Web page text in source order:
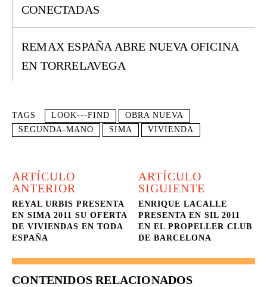
CONECTADAS
REMAX ESPAÑA ABRE NUEVA OFICINA
EN TORRELAVEGA
TAGS LOOK---FIND
OBRA NUEVA
SEGUNDA-MANO
SIMA VIVIENDA
ARTÍCULO
ANTERIOR
REYAL URBIS PRESENTA
EN SIMA 2011 SU OFERTA
DE VIVIENDAS EN TODA
ESPAÑA
ARTÍCULO
SIGUIENTE
ENRIQUE LACALLE
PRESENTA EN SIL 2011
EN EL PROPELLER CLUB
DE BARCELONA
CONTENIDOS RELACIONADOS